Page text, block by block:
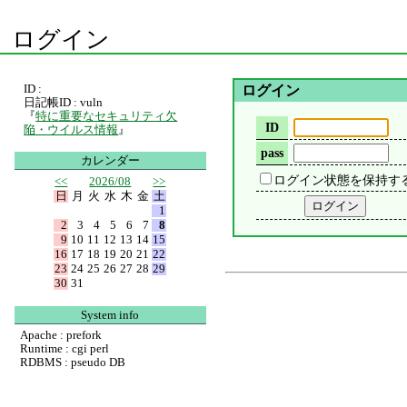
ログイン
ログイン
ID
pass
ログイン状態を保持す
ID :
日記帳ID : vuln
『特に重要なセキュリティ欠
陥・ウイルス情報 』
カレンダー
<<
2026/08
>>
日
月 火 水 木 金 土
1
2
3 4 5 6 7
8
9 10 11 12 13 14 15
16 17 18 19 20 21 22
23 24 25 26 27 28 29
30 31
System info
Apache : prefork
Runtime : cgi perl
RDBMS : pseudo DB